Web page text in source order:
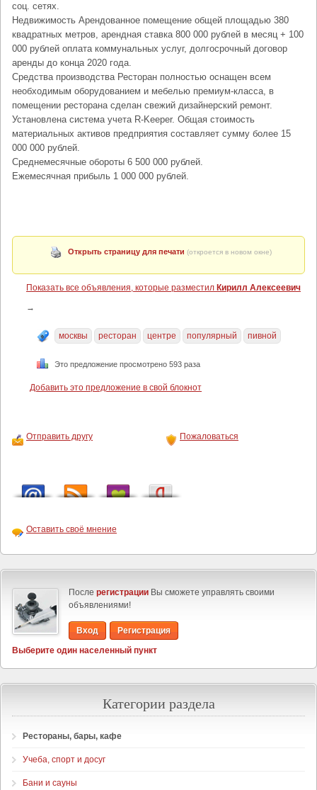
соц. сетях.
Недвижимость Арендованное помещение общей площадью 380
квадратных метров, арендная ставка 800 000 рублей в месяц + 100
000 рублей оплата коммунальных услуг, долгосрочный договор
аренды до конца 2020 года.
Средства производства Ресторан полностью оснащен всем
необходимым оборудованием и мебелью премиум-класса, в
помещении ресторана сделан свежий дизайнерский ремонт.
Установлена система учета R-Keeper. Общая стоимость
материальных активов предприятия составляет сумму более 15
000 000 рублей.
Среднемесячные обороты 6 500 000 рублей.
Ежемесячная прибыль 1 000 000 рублей.
Открыть страницу для печати (откроется в новом окне)
Показать все объявления, которые разместил Кирилл Алексеевич
→
москвы ресторан центре популярный пивной
Это предложение просмотрено 593 раза
Добавить это предложение в свой блокнот
Отправить другу Пожаловаться
Оставить своё мнение
После регистрации Вы сможете управлять своими
объявлениями!
Вход
Регистрация
Выберите один населенный пункт
Категории раздела
Рестораны, бары, кафе
Учеба, спорт и досуг
Бани и сауны